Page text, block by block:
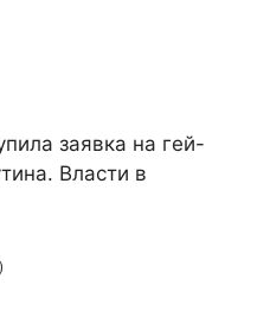
заявка на гей-
Власти в